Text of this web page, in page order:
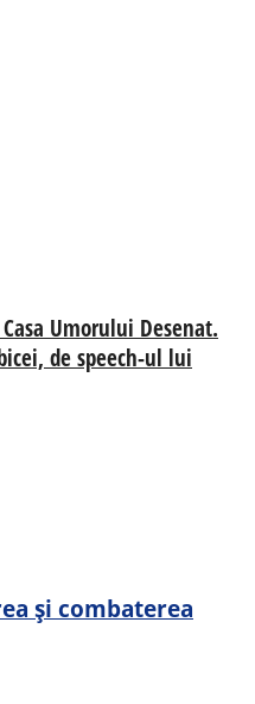
Umorului Desenat.
de speech-ul lui
și combaterea